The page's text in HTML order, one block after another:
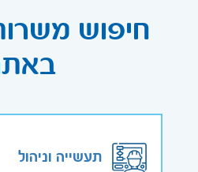
חיפוש
תעשייה וניהול